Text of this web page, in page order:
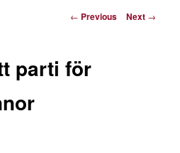
Post
← Previous Next →
parti för